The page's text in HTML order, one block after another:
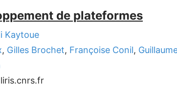
de plateformes
Kaytoue
, Gilles Brochet, Françoise Conil,